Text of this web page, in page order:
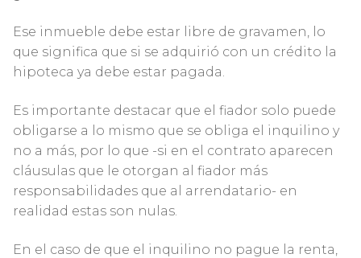
Ese inmueble debe estar libre de gravamen, lo
que significa que si se adquirió con un crédito la
hipoteca ya debe estar pagada.
Es importante destacar que el fiador solo puede
obligarse a lo mismo que se obliga el inquilino y
no a más, por lo que -si en el contrato aparecen
cláusulas que le otorgan al fiador más
responsabilidades que al arrendatario- en
realidad estas son nulas.
En el caso de que el inquilino no pague la renta,